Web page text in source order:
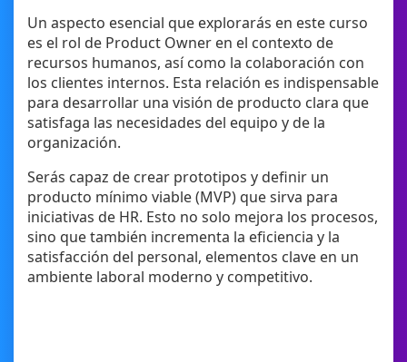
Un aspecto esencial que explorarás en este curso
es el rol de Product Owner en el contexto de
recursos humanos, así como la colaboración con
los clientes internos. Esta relación es indispensable
para desarrollar una visión de producto clara que
satisfaga las necesidades del equipo y de la
organización.
Serás capaz de crear prototipos y definir un
producto mínimo viable (MVP) que sirva para
iniciativas de HR. Esto no solo mejora los procesos,
sino que también incrementa la eficiencia y la
satisfacción del personal, elementos clave en un
ambiente laboral moderno y competitivo.